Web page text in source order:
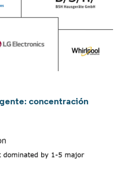
concentración